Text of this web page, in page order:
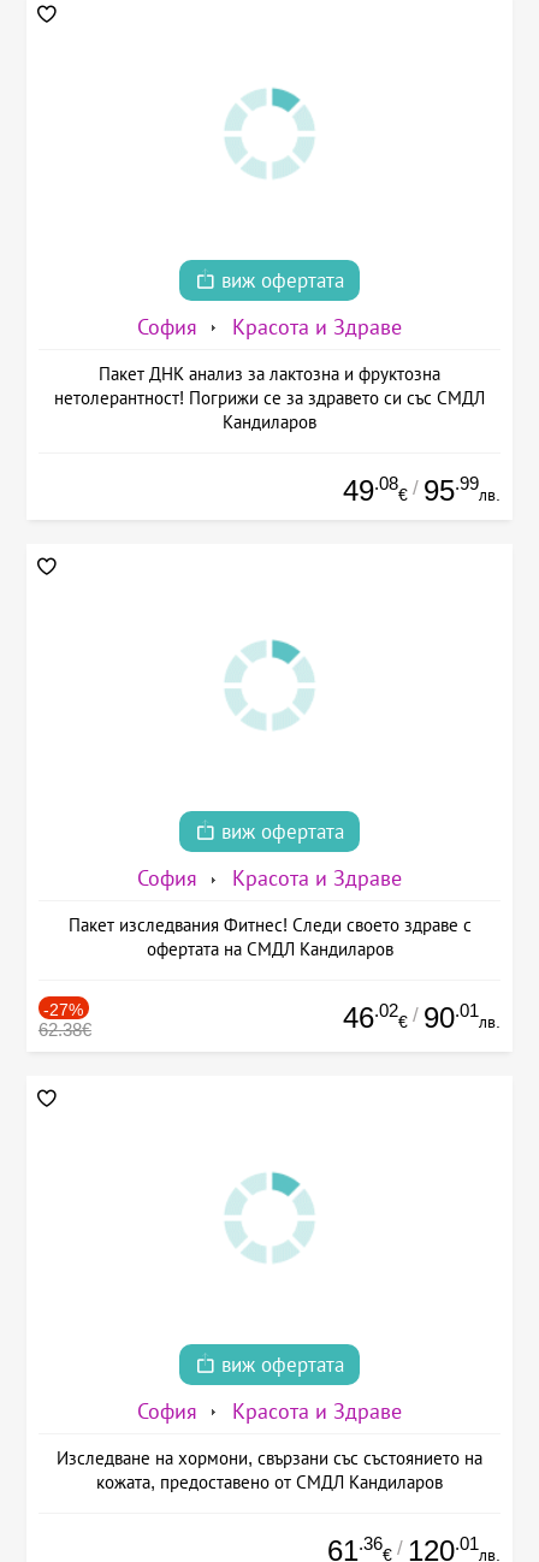
виж офертата
София Красота и Здраве
Пакет ДНК анализ за лактозна и фруктозна
нетолерантност! Погрижи се за здравето си със СМДЛ
Кандиларов
49.08
€ / 95.99
лв.
виж офертата
София Красота и Здраве
Пакет изследвания Фитнес! Следи своето здраве с
офертата на СМДЛ Кандиларов
-27%
62.38€ 46.02
€ / 90.01
лв.
виж офертата
София Красота и Здраве
Изследване на хормони, свързани със състоянието на
кожата, предоставено от СМДЛ Кандиларов
61.36
€ / 120.01
лв.